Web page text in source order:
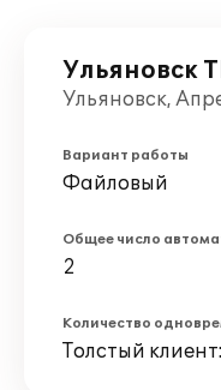
Ульяновск
Ульяновск,
Вариант работы
Файловый
Общее число
2
Количество
Толстый